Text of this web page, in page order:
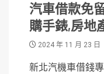
汽車借款免
購手錶,房地
2024 年 11 月 23 日
新北汽機車借錢